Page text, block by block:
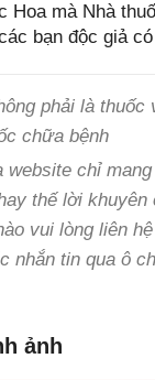
Hoa mà Nhà
bạn độc giả
phải là thuốc
chữa bệnh
website chỉ
thế lời
vui lòng liên
nhắn tin qua ô
ảnh